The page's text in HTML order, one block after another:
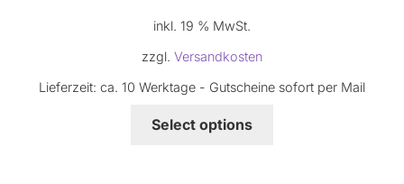
inkl. 19 % MwSt.
zzgl. Versandkosten
Lieferzeit: ca. 10 Werktage - Gutscheine sofort per Mail
Select options